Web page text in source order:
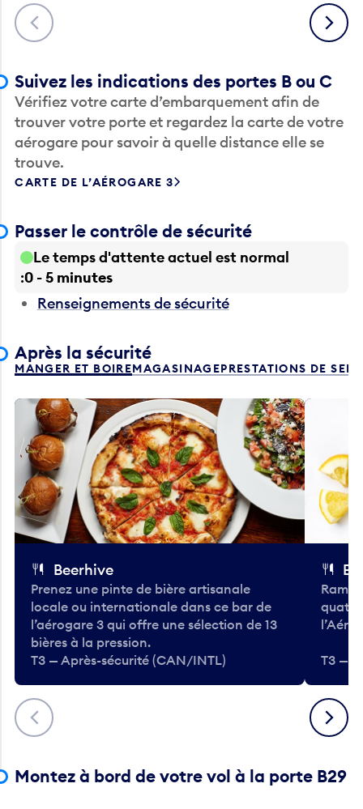
Vérifiez votre carte d’embarquement afin de
trouver votre porte et regardez la carte de votre
aérogare pour savoir à quelle distance elle se
trouve.
CARTE DE L’AÉROGARE 3
Le temps d'attente actuel est normal
0 - 5 minutes
Renseignements de sécurité
MANGER ET BOIREMAGASINAGE
Précédent
Prenez une pinte de bière artisanale
locale ou internationale dans ce bar de
l’aérogare 3 qui offre une sélection de 13
bières à la pression.
T3 — Après-sécurité (CAN/INTL)
Suivant